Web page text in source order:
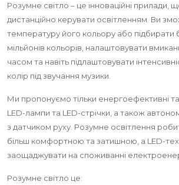
Розумне світло – це інноваційні прилади,
дистанційно керувати освітленням. Ви
температуру його кольору або підбирати
мільйонів кольорів, налаштовувати
часом та навіть підлаштовувати
колір під звучання музики.
Ми пропонуємо тільки енергоефективні
LED-лампи та LED-стрічки, а також
з датчиком руху. Розумне освітлення
більш комфортною та затишною, а LED-
заощаджувати на споживанні
Розумне світло це: